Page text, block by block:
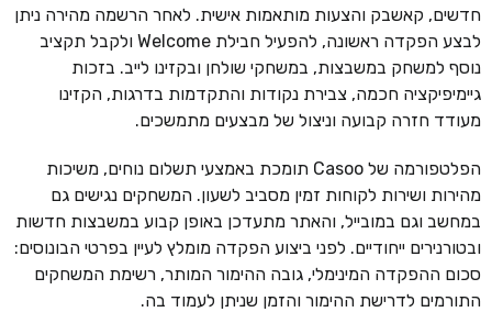
חדשים, קאשבק והצעות מותאמות אישית. לאחר הרשמה מהירה ניתן
לבצע הפקדה ראשונה, להפעיל חבילת Welcome ולקבל תקציב
נוסף למשחק במשבצות, במשחקי שולחן ובקזינו לייב. בזכות
גיימיפיקציה חכמה, צבירת נקודות והתקדמות בדרגות, הקזינו
מעודד חזרה קבועה וניצול של מבצעים מתמשכים.
הפלטפורמה של Casoo תומכת באמצעי תשלום נוחים, משיכות
מהירות ושירות לקוחות זמין מסביב לשעון. המשחקים נגישים גם
במחשב וגם במובייל, והאתר מתעדכן באופן קבוע במשבצות חדשות
ובטורנירים ייחודיים. לפני ביצוע הפקדה מומלץ לעיין בפרטי הבונוסים:
סכום ההפקדה המינימלי, גובה ההימור המותר, רשימת המשחקים
התורמים לדרישת ההימור והזמן שניתן לעמוד בה.